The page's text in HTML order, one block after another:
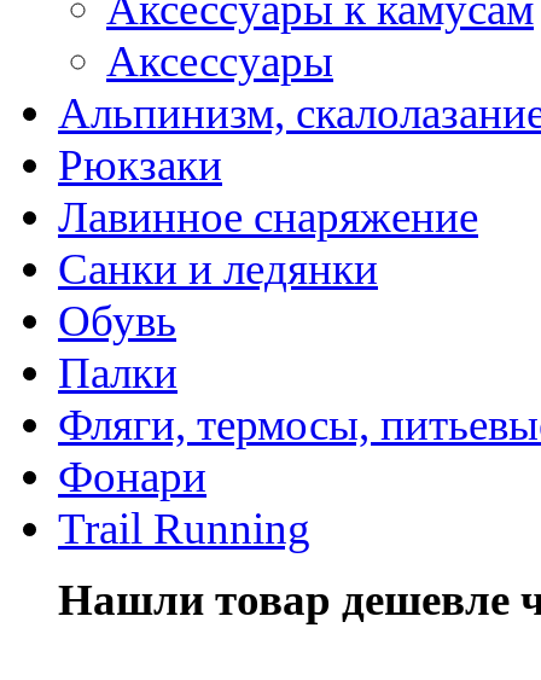
Аксессуары
Альпинизм,
Рюкзаки
Лавинное снаряжение
Санки и ледянки
Обувь
Палки
Фляги, термосы,
Фонари
Trail Running
Нашли товар дешевле